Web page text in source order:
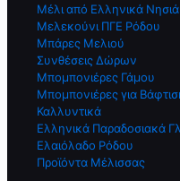
Μέλι από Ελληνικά Νησιά
Μελεκούνι ΠΓΕ Ρόδου
Μπάρες Μελιού
Συνθέσεις Δώρων
Μπομπονιέρες Γάμου
Μπομπονιέρες για
Καλλυντικά
Ελληνικά Παραδοσιακά
Ελαιόλαδο Ρόδου
Προϊόντα Μέλισσας